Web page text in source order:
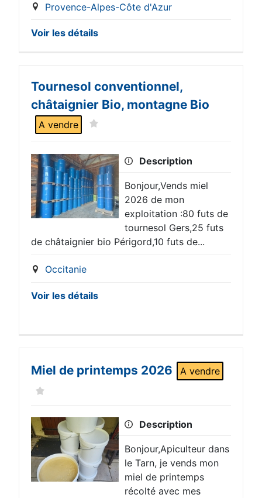
Provence-Alpes-Côte d'Azur
Voir les détails
Tournesol conventionnel,
châtaignier Bio, montagne Bio
A vendre
Description
Bonjour,Vends miel
2026 de mon
exploitation :80 futs de
tournesol Gers,25 futs
de châtaignier bio Périgord,10 futs de...
Occitanie
Voir les détails
Miel de printemps 2026 A vendre
Description
Bonjour,Apiculteur dans
le Tarn, je vends mon
miel de printemps
récolté avec mes